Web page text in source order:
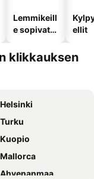
Lemmikeill
e sopivat
ellit
klikkauksen